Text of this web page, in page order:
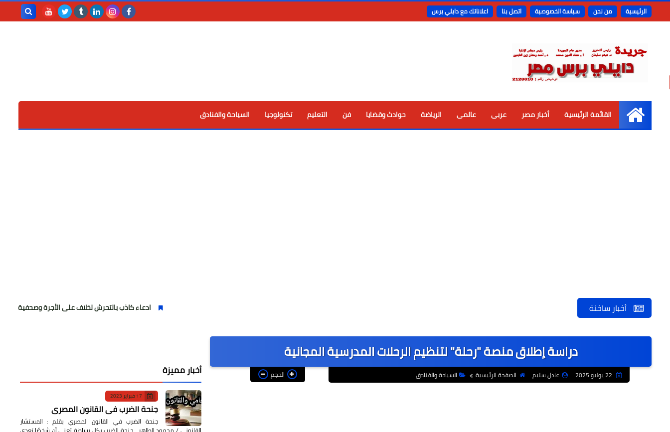
الرئيسية من نحن سياسة الخصوصية اتصل بنا اعلاناتك مع دايلي برس
الرئيسية
القائمة الرئيسية أخبار مصر عربى عالمى الرياضة حوادث وقضايا فن التعليم تكنولوجيا السياحة والفنادق
أخبار ساخنة ادعاء كاذب بالتحرش لخلاف على الأجرة وصحفية وهمية
دراسة إطلاق منصة "رحلة" لتنظيم الرحلات المدرسية المجانية
عادل سليم الصفحة الرئيسية السياحة والفنادق الحجم أخبار مميزة
17 فبراير 2023
جنحة الضرب في القانون المصري
جنحة الضرب في القانون المصري بقلم : المستشار